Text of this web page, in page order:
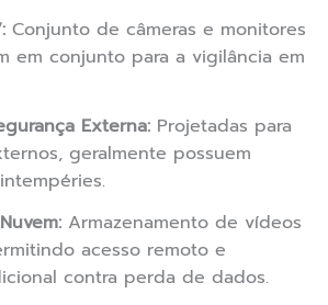
Conjunto de câmeras e monitores
em conjunto para a vigilância em
Externa: Projetadas para
geralmente possuem
Armazenamento de vídeos
acesso remoto e
contra perda de dados.